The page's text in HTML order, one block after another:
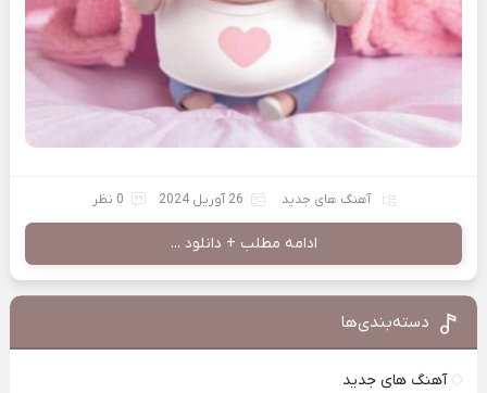
آهنگ های جدید 26 آوریل 2024 0 نظر
ادامه مطلب + دانلود ...
دسته‌بندی‌ها
آهنگ های جدید